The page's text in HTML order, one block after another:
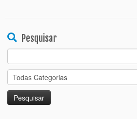
Pesquisar
Search
for: